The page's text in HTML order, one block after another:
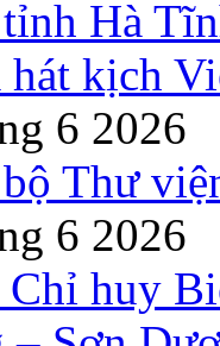
Hà
hát kịch
6 2026
Thư
6 2026
Chỉ huy